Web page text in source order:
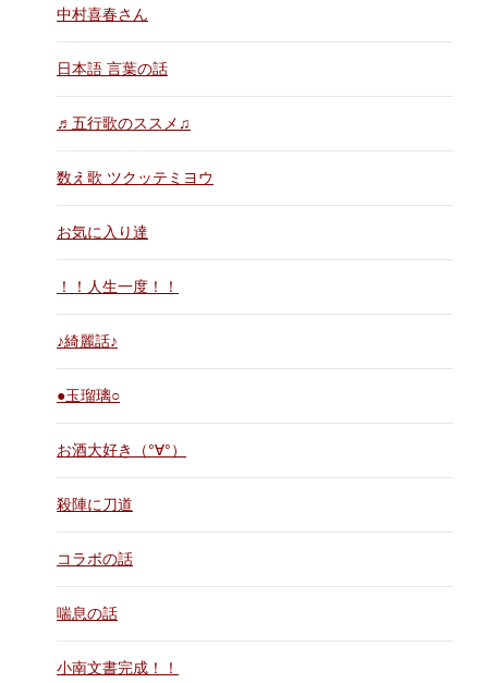
中村喜春さん
日本語 言葉の話
♬五行歌のススメ♫
数え歌 ツクッテミヨウ
お気に入り達
！！人生一度！！
♪綺麗話♪
●玉瑠璃○
お酒大好き（°∀°）
殺陣に刀道
コラボの話
喘息の話
小南文書完成！！